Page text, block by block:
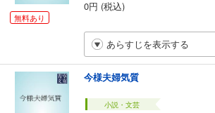
無料あり
0円 (税込)
あらすじを表示する
今様夫婦気質
小説・文芸